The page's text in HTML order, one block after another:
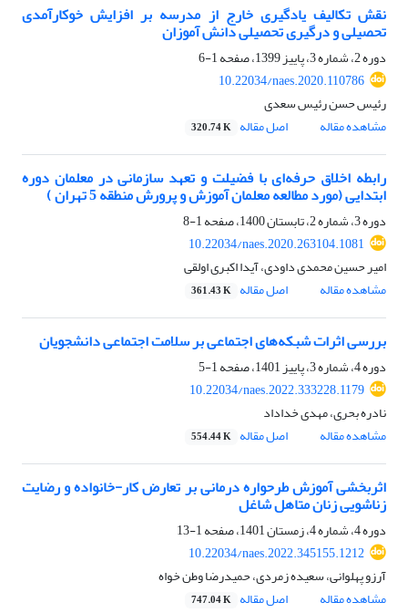
نقش تکالیف یادگیری خارج از مدرسه بر افزایش خوکارآمدی
تحصیلی و درگیری تحصیلی دانش آموزان
دوره 2، شماره 3، پاییز 1399، صفحه
1-6
10.22034/naes.2020.110786
رئیس حسن رئیس سعدی
مشاهده مقاله
اصل مقاله 320.74 K
رابطه اخلاق حرفه‌ای با فضیلت و تعهد سازمانی در معلمان دوره
ابتدایی (مورد مطالعه معلمان آموزش و پرورش منطقه 5 تهران )
دوره 3، شماره 2، تابستان 1400، صفحه
1-8
10.22034/naes.2020.263104.1081
امیر حسین محمدی داودی، آیدا اکبری اولقی
مشاهده مقاله
اصل مقاله 361.43 K
بررسی اثرات شبکه‌های اجتماعی بر سلامت اجتماعی دانشجویان
دوره 4، شماره 3، پاییز 1401، صفحه
1-5
10.22034/naes.2022.333228.1179
نادره بحری، مهدی خداداد
مشاهده مقاله
اصل مقاله 554.44 K
اثربخشی آموزش طرحواره درمانی بر تعارض کار-خانواده و رضایت
زناشویی زنان متاهل شاغل
دوره 4، شماره 4، زمستان 1401، صفحه
1-13
10.22034/naes.2022.345155.1212
آرزو پهلوانی، سعیده زمردی، حمیدرضا وطن خواه
مشاهده مقاله
اصل مقاله 747.04 K